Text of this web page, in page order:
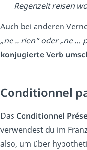
Regenzeit reisen
Auch bei anderen
„ne .. rien“ oder„ne …
konjugierte Verb
Conditionnel
Das Conditionnel
verwendest du im
also, um über